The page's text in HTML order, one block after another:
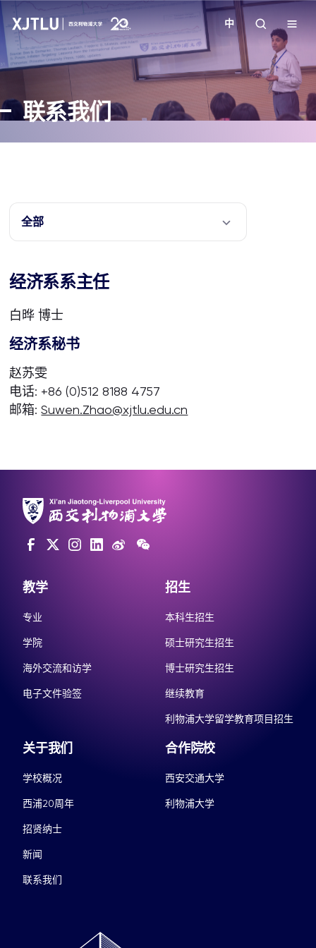
招生
学院
校园生活
关于我们
中
联系我们
全部
经济系系主任
白晔 博士
经济系秘书
赵苏雯
电话: +86 (0)512 8188 4757
邮箱:Suwen.Zhao@xjtlu.edu.cn
教学
专业
学院
海外交流和访学
电子文件验签
招生
本科生招生
硕士研究生招生
博士研究生招生
继续教育
利物浦大学留学教育项目招生
关于我们
学校概况
西浦20周年
招贤纳士
新闻
联系我们
合作院校
西安交通大学
利物浦大学